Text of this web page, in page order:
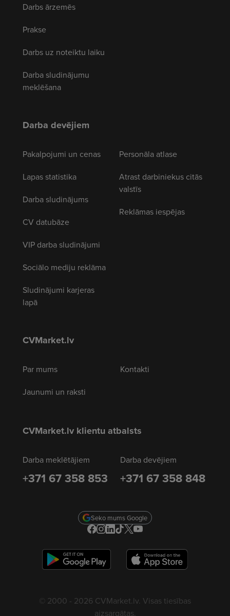
Darbs ārzemēs
Prakse
Darbs uz noteiktu laiku
Darba sludinājumu
meklēšana
Darba devējiem
Pakalpojumi un cenas
Lapas statistika
Darba sludinājums
CV datubāze
VIP darba sludinājumi
Sociālo mediju reklāma
Sludinājumi karjeras
lapā
Personāla atlase
Atrast darbiniekus citās
valstīs
Reklāmas iespējas
CVMarket.lv
Par mums
Jaunumi un raksti
Kontakti
CVMarket.lv klientu atbalsts
Darba meklētājiem
+371 67 358 853
Darba devējiem
+371 67 358 848
Seko mums Google
© 2000 - 2026 CVMarket.lv. Visas tiesības
aizsargātas.